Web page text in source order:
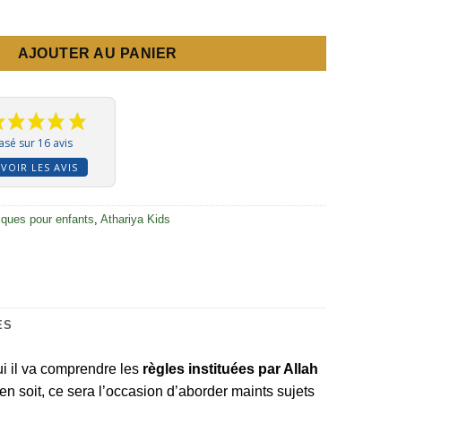
le haram expliqués aux enfants - Athariya Kids
AJOUTER AU PANIER
sur 16 avis
VOIR LES AVIS
pour enfants Athariya Kids
il va comprendre les règles instituées par Allah
soit, ce sera l’occasion d’aborder maints sujets